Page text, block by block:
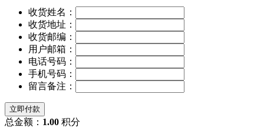
收货姓名：
收货地址：
收货邮编：
用户邮箱：
电话号码：
手机号码：
留言备注：
立即付款
总金额： 1.00 积分